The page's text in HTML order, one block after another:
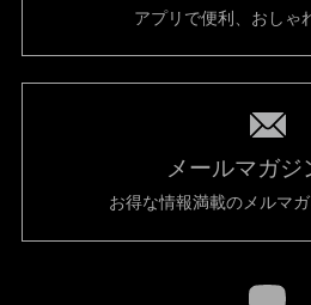
アプリで便利、おしゃ
メールマガジ
お得な情報満載のメルマ